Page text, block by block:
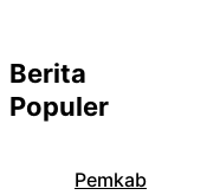
Berita
Populer
Pemkab